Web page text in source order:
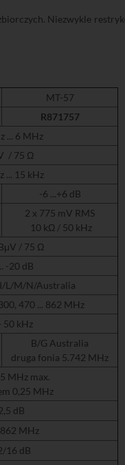
Niezwykle
MT-57
R871757
... 6 MHz
/ 75 Ω
... 15 kHz
-6 ...+6 dB
2 x 775 mV RMS
10 kΩ / 50 kHz
/ 75 Ω
-20 dB
L/M/N/Australia
470 ... 862 MHz
50 kHz
B/G Australia
druga fonia 5.742 MHz
MHz max.
0,25 MHz
dB
862 MHz
16 dB